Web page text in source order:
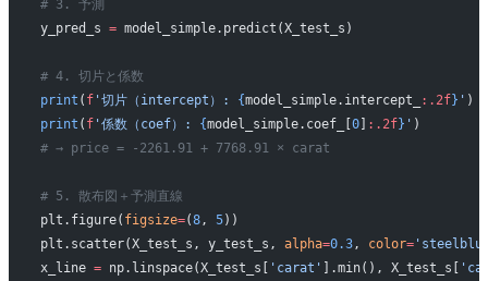
# 3. 予測
y_pred_s = model_simple.predict(X_test_s)
# 4. 切片と係数
print ( f'切片（intercept）: {model_simple.intercept_ :.2f} ' )
print ( f'係数（coef）: {model_simple.coef_[ 0] :.2f} ' )
# → price = -2261.91 + 7768.91 × carat
# 5. 散布図＋予測直線
plt.figure( figsize=(8, 5))
plt.scatter(X_test_s, y_test_s, alpha=0.3, color=
x_line = np.linspace(X_test_s[ 'carat' ].min(), X_test_s[